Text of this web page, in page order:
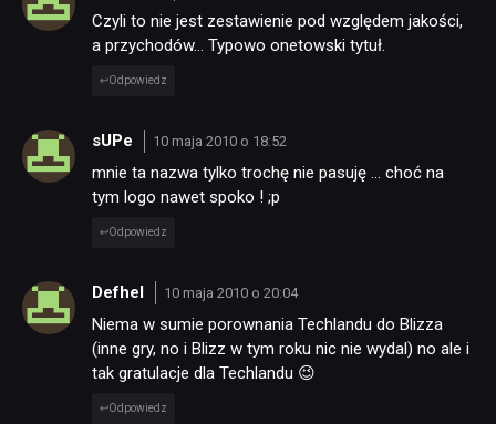
Czyli to nie jest zestawienie pod względem jakości,
a przychodów… Typowo onetowski tytuł.
Odpowiedz
sUPe 10 maja 2010 o 18:52
mnie ta nazwa tylko trochę nie pasuję … choć na
tym logo nawet spoko ! ;p
Odpowiedz
Defhel 10 maja 2010 o 20:04
Niema w sumie porownania Techlandu do Blizza
(inne gry, no i Blizz w tym roku nic nie wydal) no ale i
tak gratulacje dla Techlandu 😉
Odpowiedz